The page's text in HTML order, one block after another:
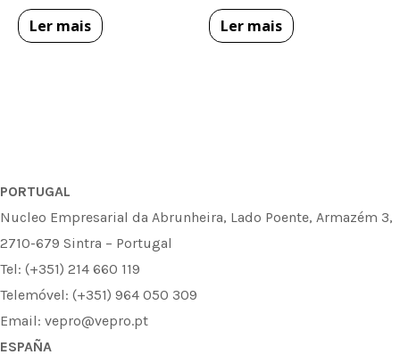
Ler mais Ler mais
PORTUGAL
Nucleo Empresarial da Abrunheira, Lado Poente, Armazém 3,
2710-679 Sintra – Portugal
Tel: (+351) 214 660 119
Telemóvel: (+351) 964 050 309
Email: vepro@vepro.pt
ESPAÑA